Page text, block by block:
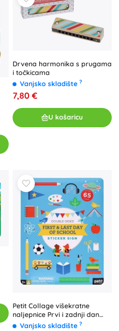
Drvena harmonika s prugama
i točkicama
Vanjsko skladište ?
7,80 €
U košaricu
Petit Collage višekratne
naljepnice Prvi i zadnji dan
škole
Vanjsko skladište ?